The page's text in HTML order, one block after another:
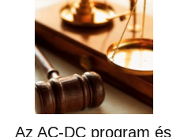
Az AC-DC program és